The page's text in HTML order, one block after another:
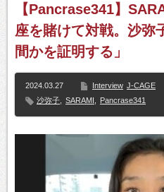
【Pancrase341】
座を賭けて対戦。沙弥
間かを証明する」
2024.03.27 Interview J-CAGE
沙弥子
SARAMI Pancrase341